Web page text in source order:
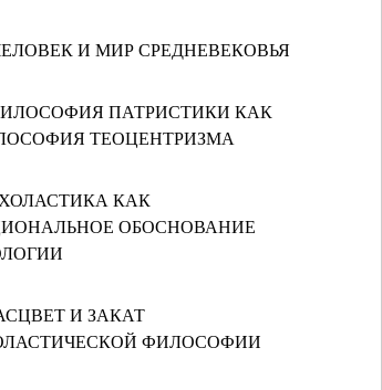
И МИР СРЕДНЕВЕКОВЬЯ
ПАТРИСТИКИ КАК
ТЕОЦЕНТРИЗМА
КАК
ОБОСНОВАНИЕ
И ЗАКАТ
ФИЛОСОФИИ